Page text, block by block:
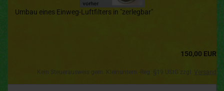
Umbau eines Einweg-Luftfilters in "zerlegbar"
150,00 EUR
Kein Steuerausweis gem. Kleinuntern.-Reg. §19 UStG zzgl. Versand